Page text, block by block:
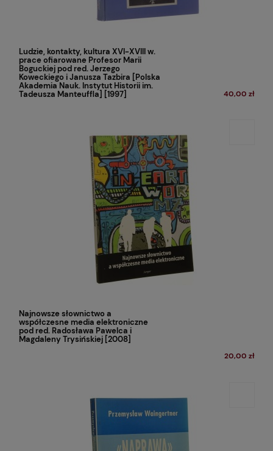
Ludzie, kontakty, kultura XVI-XVIII w.
prace ofiarowane Profesor Marii
Boguckiej pod red. Jerzego
Koweckiego i Janusza Tazbira [Polska
Akademia Nauk. Instytut Historii im.
Tadeusza Manteuffla] [1997]
40,00 zł
Najnowsze słownictwo a
współczesne media elektroniczne
pod red. Radosława Pawelca i
Magdaleny Trysińskiej [2008]
20,00 zł